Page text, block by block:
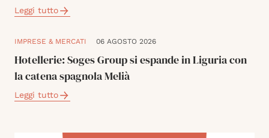
Leggi tutto
IMPRESE & MERCATI 06 AGOSTO 2026
Hotellerie: Soges Group si espande in Liguria con
la catena spagnola Melià
Leggi tutto